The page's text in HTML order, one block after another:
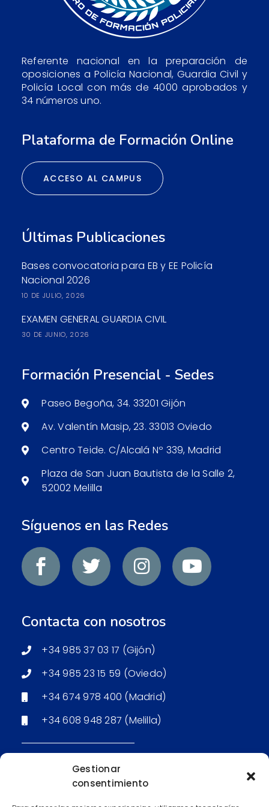
Gestionar
consentimiento
Referente nacional en la preparación de
oposiciones a Policía Nacional, Guardia Civil y
Policía Local con más de 4000 aprobados y
34 números uno.
Plataforma de Formación Online
ACCESO AL CAMPUS
Últimas Publicaciones
Bases convocatoria para EB y EE Policía
Nacional 2026
10 DE JULIO, 2026
EXAMEN GENERAL GUARDIA CIVIL
30 DE JUNIO, 2026
Formación Presencial - Sedes
Paseo Begoña, 34. 33201 Gijón
Av. Valentín Masip, 23. 33013 Oviedo
Centro Teide. C/Alcalá Nº 339, Madrid
Plaza de San Juan Bautista de la Salle 2,
52002 Melilla
Síguenos en las Redes
Contacta con nosotros
+34 985 37 03 17 (Gijón)
+34 985 23 15 59 (Oviedo)
+34 674 978 400 (Madrid)
+34 608 948 287 (Melilla)
Email: Secretaría (Gijón)
Email: Secretaría (Oviedo)